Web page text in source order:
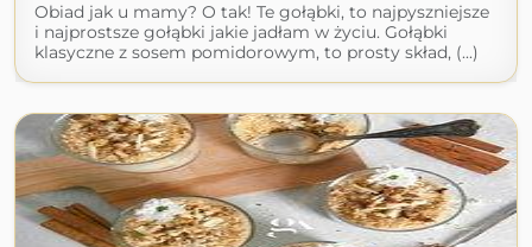
Obiad jak u mamy? O tak! Te gołąbki, to najpyszniejsze
i najprostsze gołąbki jakie jadłam w życiu. Gołąbki
klasyczne z sosem pomidorowym, to prosty skład, (...)